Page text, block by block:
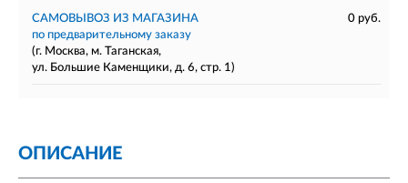
САМОВЫВОЗ ИЗ МАГАЗИНА
0 руб.
по предварительному заказу
(г. Москва, м. Таганская,
ул. Большие Каменщики, д. 6, стр. 1)
ОПИСАНИЕ